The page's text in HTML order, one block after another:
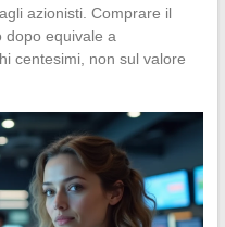
azionisti. Comprare il
dopo equivale a
centesimi, non sul valore